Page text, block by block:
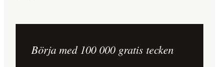
Börja med 100 000 gratis tecken